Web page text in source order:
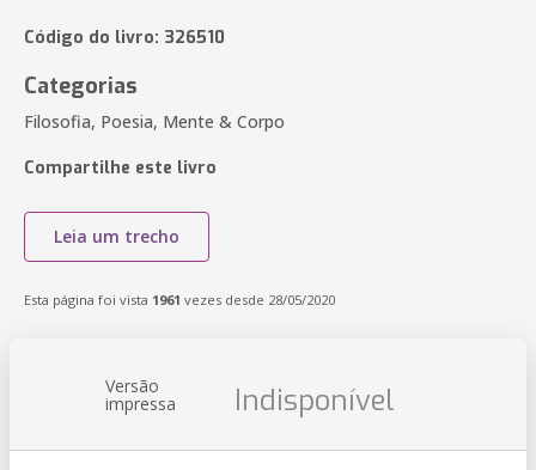
Código do livro: 326510
Categorias
Filosofia, Poesia, Mente & Corpo
Compartilhe este livro
Leia um trecho
Esta página foi vista 1961 vezes desde 28/05/2020
Versão
impressa Indisponível